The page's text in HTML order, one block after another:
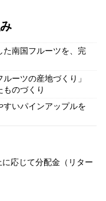
た南国フルーツを、完
ーツの産地づくり」
のづくり
いパインアップルを
応じて分配金（リター